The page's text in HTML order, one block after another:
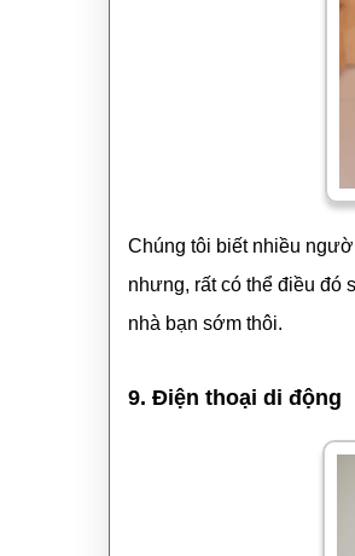
Chúng tôi biết nhiều
nhưng, rất có thể điều đó
nhà bạn sớm thôi.
9. Điện thoại di động